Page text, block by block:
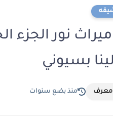
بسيوني
معرف منذ بضع سنوات